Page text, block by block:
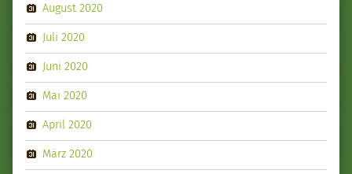
August 2020
Juli 2020
Juni 2020
Mai 2020
April 2020
März 2020